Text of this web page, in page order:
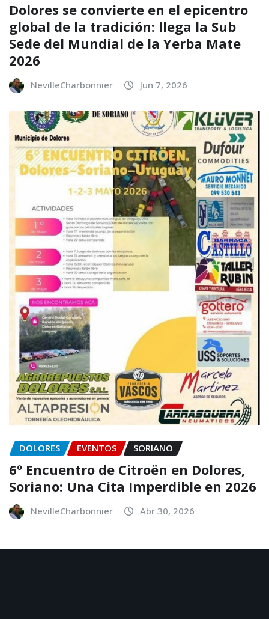
Dolores se convierte en el epicentro
global de la tradición: llega la Sub
Sede del Mundial de la Yerba Mate
2026
NevilleCharbonnier Jun 7, 2026
DOLORES EVENTOS SORIANO
6º Encuentro de Citroën en Dolores,
Soriano: Una Cita Imperdible en 2026
NevilleCharbonnier Abr 30, 2026